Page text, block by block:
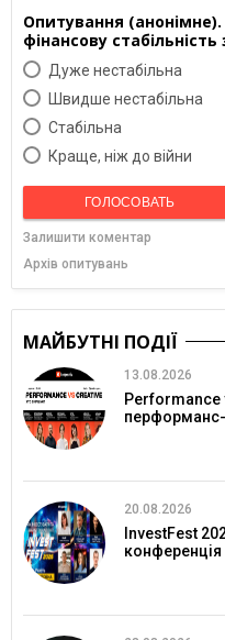
Опитування
фінансову стабільність
Дуже нестабільна
Швидше нестабільна
Cтабільна
Краще, ніж до війни
ГОЛОСОВАТЬ
Залишити коментар
Архів опитувань
МАЙБУТНІ ПОДІЇ
13.08.2026
Performance
20.08.2026
InvestFest
конференція